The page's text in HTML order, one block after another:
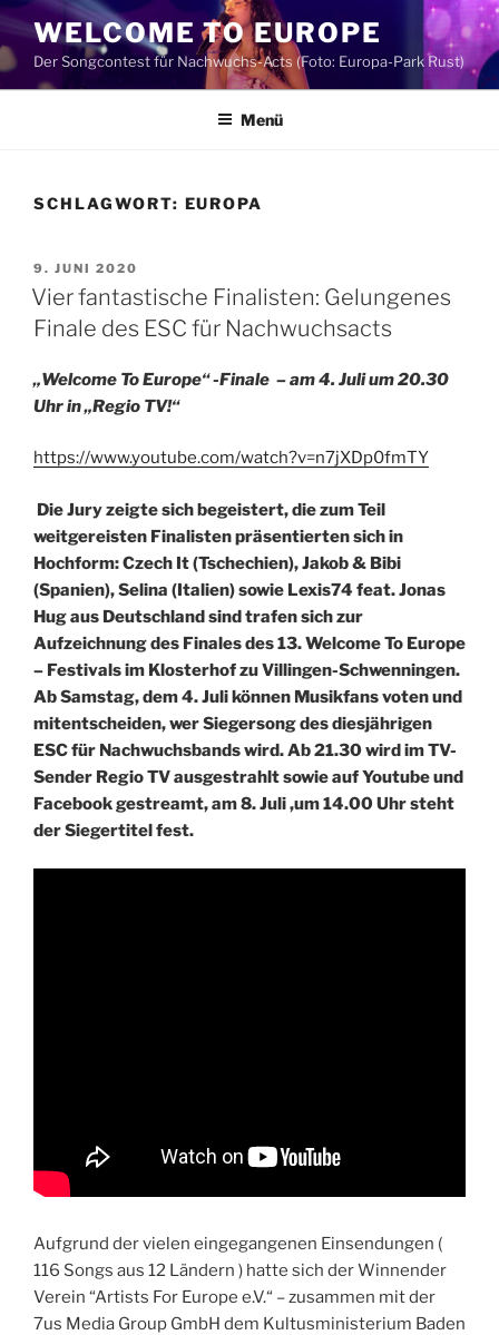
Zum
Inhalt
springen
WELCOME TO EUROPE
Der Songcontest für Nachwuchs-Acts (Foto: Europa-Park Rust)
Menü
SCHLAGWORT: EUROPA
VERÖFFENTLICHT
AM
9. JUNI 2020
Vier fantastische Finalisten: Gelungenes
Finale des ESC für Nachwuchsacts
„Welcome To Europe“ -Finale – am4. Juli um 20.30
Uhr in „Regio TV!“
https://www.youtube.com/watch?v=n7jXDp0fmTY
Die Jury zeigte sich begeistert, die zum Teil
weitgereisten Finalisten präsentierten sich in
Hochform: Czech It (Tschechien), Jakob & Bibi
(Spanien), Selina (Italien) sowie Lexis74 feat. Jonas
Hug aus Deutschland sind trafen sich zur
Aufzeichnung des Finales des 13. Welcome To Europe
– Festivals im Klosterhof zu Villingen-Schwenningen.
Ab Samstag, dem 4. Juli können Musikfans voten und
mitentscheiden, wer Siegersong des diesjährigen
ESC für Nachwuchsbands wird. Ab 21.30 wird im TV-
Sender Regio TV ausgestrahlt sowie auf Youtube und
Facebook gestreamt, am 8. Juli ,um 14.00 Uhr steht
der Siegertitel fest.
Aufgrund der vielen eingegangenen Einsendungen (
116 Songs aus 12 Ländern ) hatte sich der Winnender
Verein “Artists For Europe e.V.“ – zusammen mit der
7us Media Group GmbH dem Kultusministerium Baden